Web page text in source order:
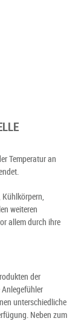
Temperatur an
weiteren
allem durch ihre
der
unterschiedliche
Neben zum